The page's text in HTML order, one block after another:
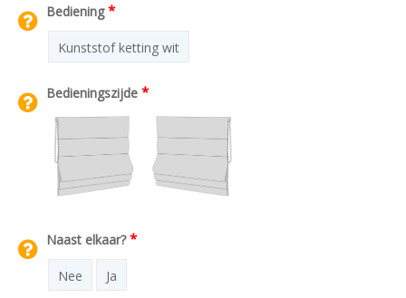
Bediening*
Kunststof ketting wit
Bedieningszijde *
Naast elkaar?*
Nee Ja